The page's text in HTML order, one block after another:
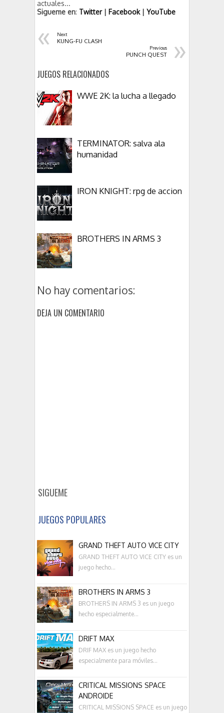
actuales...
Sigueme en: Twitter| Facebook| YouTube
« Next
KUNG-FU CLASH »
Previous
PUNCH QUEST
JUEGOS RELACIONADOS
WWE 2K: la lucha a llegado
TERMINATOR: salva ala
humanidad
IRON KNIGHT: rpg de accion
BROTHERS IN ARMS 3
No hay comentarios:
DEJA UN COMENTARIO
SIGUEME
JUEGOS POPULARES
GRAND THEFT AUTO VICE CITY
GRAND THEFT AUTO VICE CITY es un
juego hecho...
BROTHERS IN ARMS 3
BROTHERS IN ARMS 3 es un juego
hecho especialmente...
DRIFT MAX
DRIF MAX es un juego hecho
especialmente para móviles...
CRITICAL MISSIONS SPACE
ANDROIDE
CRITICAL MISSIONS SPACE es un juego